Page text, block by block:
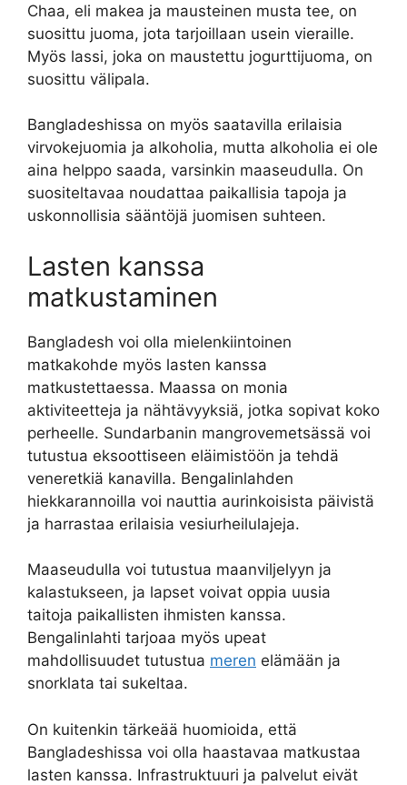
Chaa, eli makea ja mausteinen musta tee, on
suosittu juoma, jota tarjoillaan usein vieraille.
Myös lassi, joka on maustettu jogurttijuoma, on
suosittu välipala.
Bangladeshissa on myös saatavilla erilaisia
virvokejuomia ja alkoholia, mutta alkoholia ei ole
aina helppo saada, varsinkin maaseudulla. On
suositeltavaa noudattaa paikallisia tapoja ja
uskonnollisia sääntöjä juomisen suhteen.
Lasten kanssa
matkustaminen
Bangladesh voi olla mielenkiintoinen
matkakohde myös lasten kanssa
matkustettaessa. Maassa on monia
aktiviteetteja ja nähtävyyksiä, jotka sopivat koko
perheelle. Sundarbanin mangrovemetsässä voi
tutustua eksoottiseen eläimistöön ja tehdä
veneretkiä kanavilla. Bengalinlahden
hiekkarannoilla voi nauttia aurinkoisista päivistä
ja harrastaa erilaisia vesiurheilulajeja.
Maaseudulla voi tutustua maanviljelyyn ja
kalastukseen, ja lapset voivat oppia uusia
taitoja paikallisten ihmisten kanssa.
Bengalinlahti tarjoaa myös upeat
mahdollisuudet tutustua meren elämään ja
snorklata tai sukeltaa.
On kuitenkin tärkeää huomioida, että
Bangladeshissa voi olla haastavaa matkustaa
lasten kanssa. Infrastruktuuri ja palvelut eivät